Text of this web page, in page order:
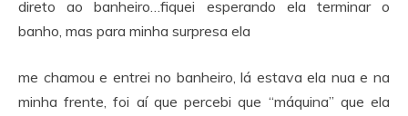
direto ao banheiro…fiquei esperando ela terminar o
banho, mas para minha surpresa ela
me chamou e entrei no banheiro, lá estava ela nua e na
minha frente, foi aí que percebi que “máquina” que ela